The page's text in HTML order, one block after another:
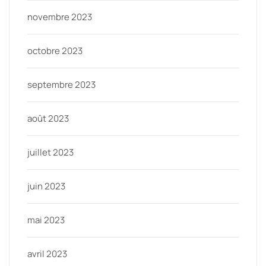
novembre 2023
octobre 2023
septembre 2023
août 2023
juillet 2023
juin 2023
mai 2023
avril 2023